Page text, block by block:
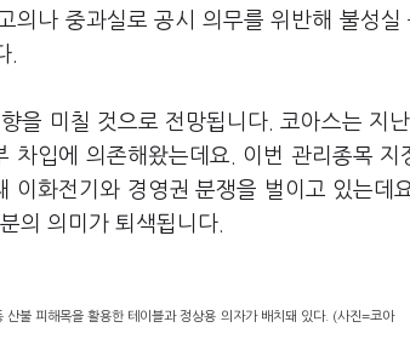
나 중과실로 공시 의무를 위반해 불성실
.
을 미칠 것으로 전망됩니다. 코아스는 지
차입에 의존해왔는데요. 이번 관리종목 지
이화전기와 경영권 분쟁을 벌이고 있는데
의 의미가 퇴색됩니다.
불 피해목을 활용한 테이블과 정상용 의자가 배치돼 있다. (사진=코아